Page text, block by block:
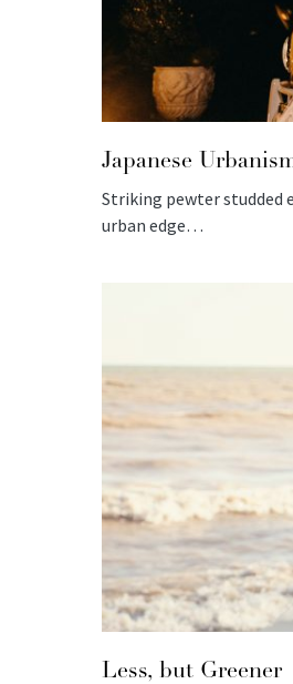
Japanese
Striking pewter studded
urban edge…
Less, but Greener